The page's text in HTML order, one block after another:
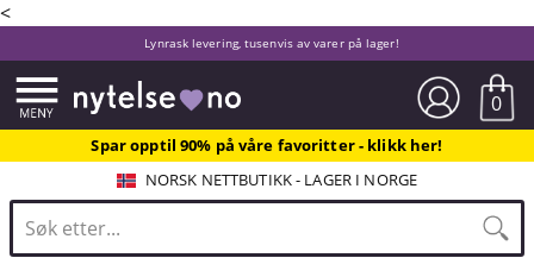
<
Lynrask levering, tusenvis av varer på lager!
0
Spar opptil 90% på våre favoritter - klikk her!
NORSK NETTBUTIKK - LAGER I NORGE